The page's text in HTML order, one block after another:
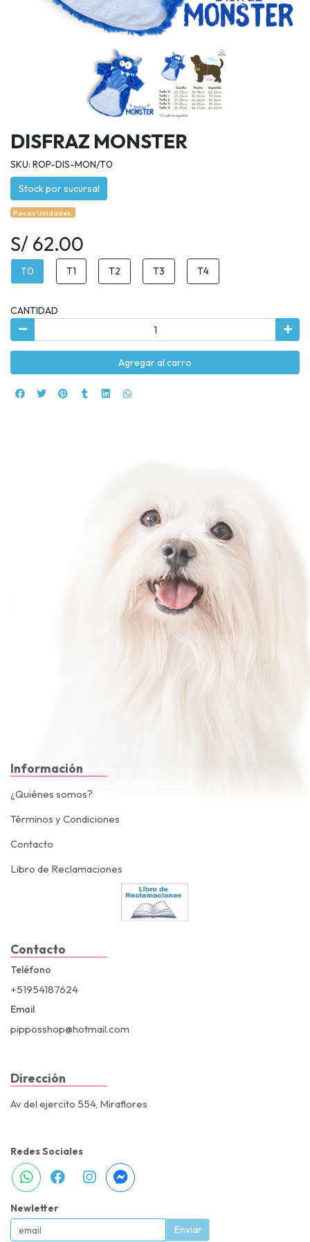
DISFRAZ MONSTER
SKU: ROP-DIS-MON/T0
Stock por sucursal
Pocas Unidades.
S/ 62.00
T0 T1 T2 T3 T4
CANTIDAD
Agregar al carro
Información
¿Quiénes somos?
Términos y Condiciones
Contacto
Libro de Reclamaciones
Contacto
Teléfono
+51954187624
Email
pipposshop@hotmail.com
Dirección
Av del ejercito 554, Miraflores
Redes Sociales
Newletter
Enviar